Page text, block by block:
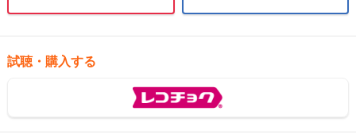
試聴・購入する